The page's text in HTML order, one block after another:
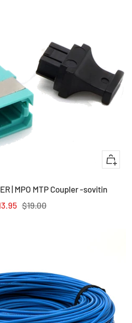
+
| MPO MTP Coupler -sovitin
Normaalihinta
$19.00